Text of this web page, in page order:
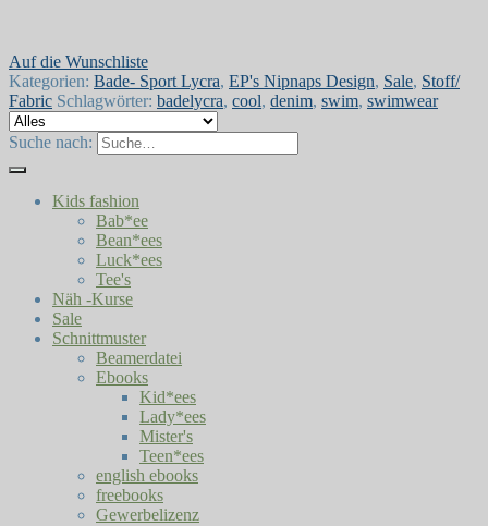
Auf die Wunschliste
Kategorien: Bade- Sport Lycra, EP's Nipnaps Design, Sale, Stoff/
Fabric Schlagwörter: badelycra, cool, denim, swim, swimwear
Suche nach:
Kids fashion
Bab*ee
Bean*ees
Luck*ees
Tee's
Näh -Kurse
Sale
Schnittmuster
Beamerdatei
Ebooks
Kid*ees
Lady*ees
Mister's
Teen*ees
english ebooks
freebooks
Gewerbelizenz